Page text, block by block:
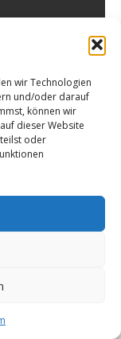
wir Technologien
und/oder darauf
können wir
dieser Website
oder